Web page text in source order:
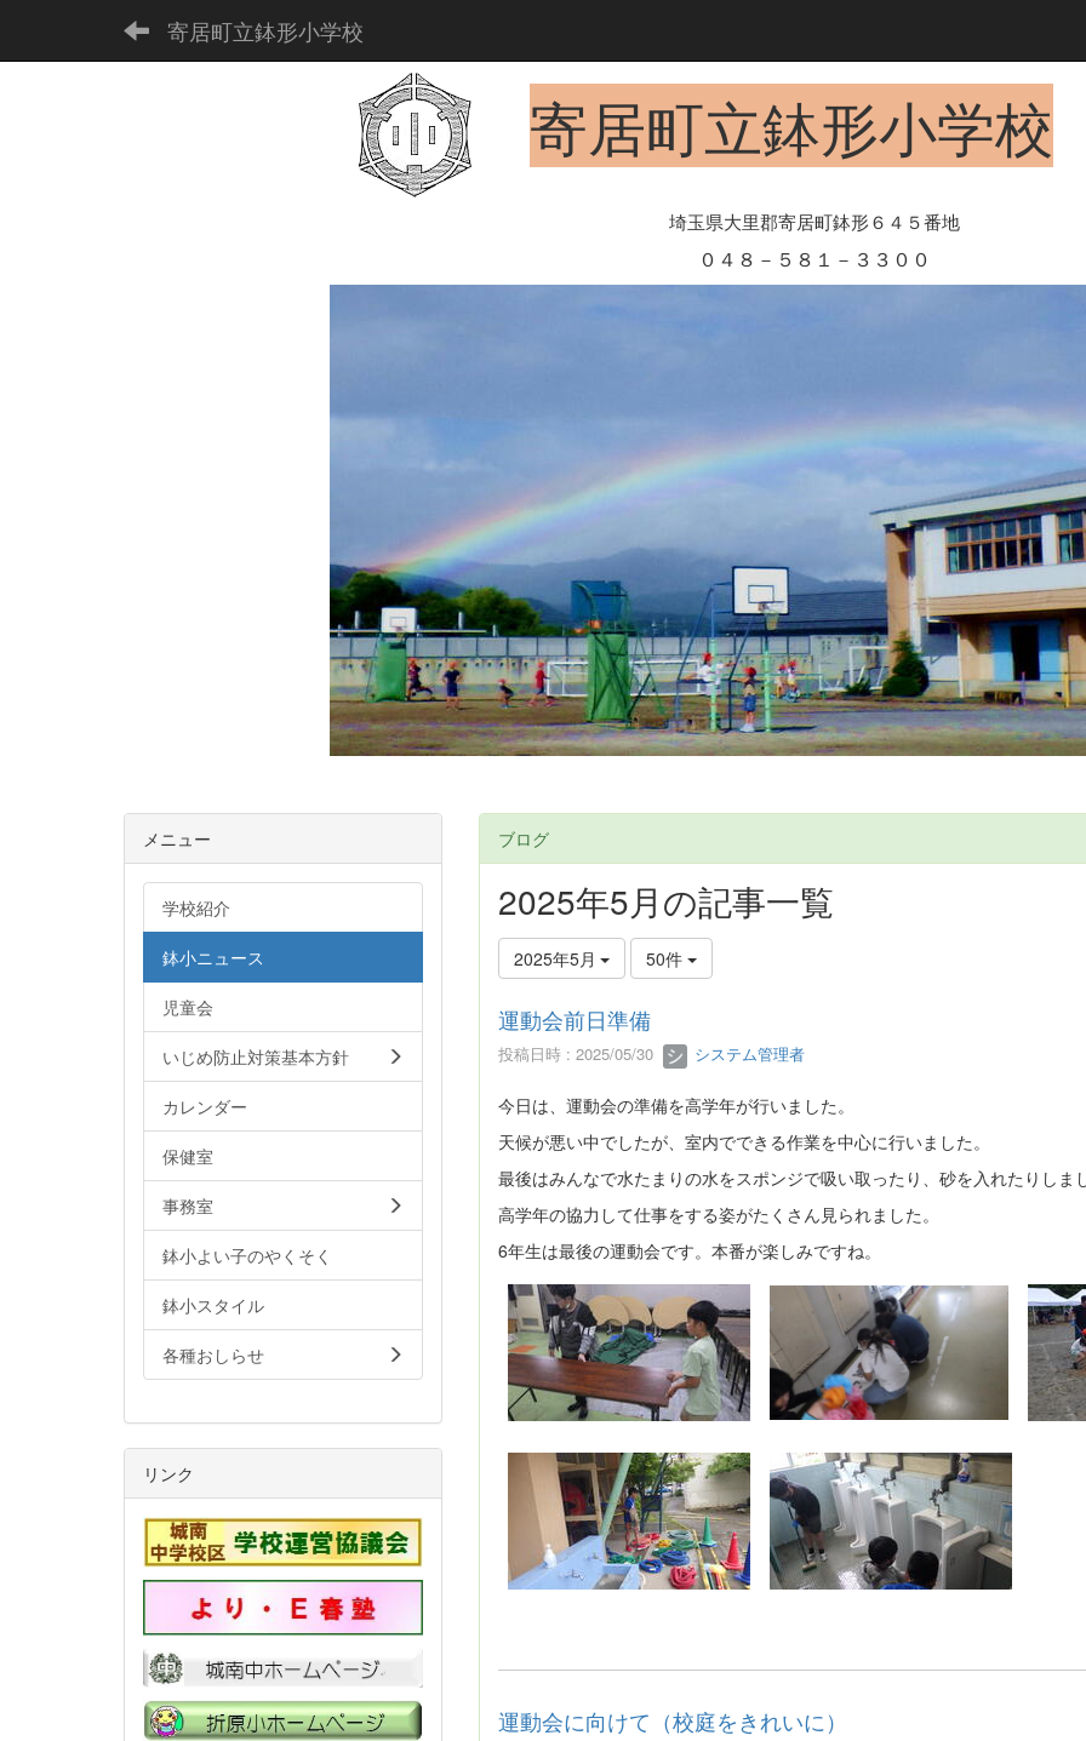
寄居町立鉢形小学校
寄居町立鉢形小学校
埼玉県大里郡寄居町鉢形６４５番地
０４８－５８１－３３００
ブログ
2025年5月の記事一覧
2025年5月 50件
運動会前日準備
投稿日時 : 2025/05/30 システム管理者
今日は、運動会の準備を高学年が行いました。
天候が悪い中でしたが、室内でできる作業を中心に行いました。
最後はみんなで水たまりの水をスポンジで吸い取ったり、砂を入れたりしま
高学年の協力して仕事をする姿がたくさん見られました。
6年生は最後の運動会です。本番が楽しみですね。
運動会に向けて（校庭をきれいに）
メニュー
学校紹介
鉢小ニュース
児童会
いじめ防止対策基本方針
カレンダー
保健室
事務室
鉢小よい子のやくそく
鉢小スタイル
各種おしらせ
リンク